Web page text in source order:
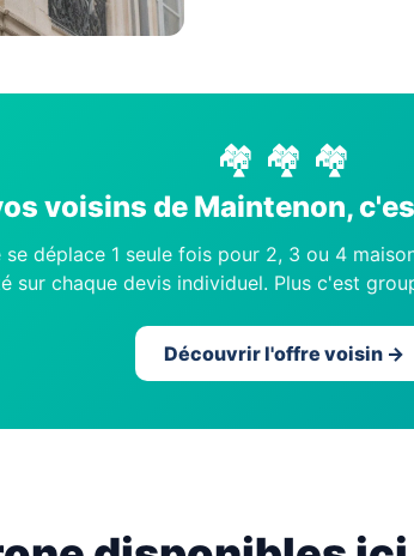
🏘️ 🏘️ 🏘️
voisins de Maintenon,
se déplace 1 seule fois pour 2, 3 ou 4
sur chaque devis individuel. Plus c'est
Découvrir l'offre voisin →